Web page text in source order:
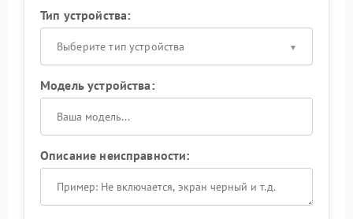
Тип устройства:
Выберите тип устройства
Модель устройства:
Описание неисправности: